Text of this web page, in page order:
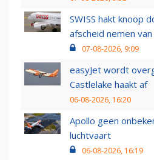
SWISS hakt knoop
afscheid nemen
07-08-2026, 9:09
easyJet wordt
Castlelake haakt af
06-08-2026, 16:20
Apollo geen
luchtvaart
06-08-2026, 16:19